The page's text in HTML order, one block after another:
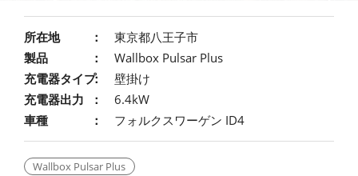
所在地
東京都八王子市
製品
Wallbox Pulsar Plus
充電器タイプ
壁掛け
充電器出力
6.4kW
車種
フォルクスワーゲン ID4
Wallbox Pulsar Plus